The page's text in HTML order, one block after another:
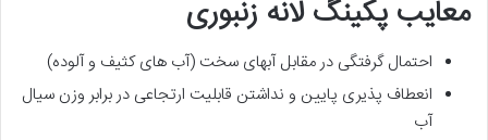
معایب پکینگ لانه زنبوری
احتمال گرفتگی در مقابل آبهای سخت (آب های کثیف و آلوده)
انعطاف پذیری پایین و نداشتن قابلیت ارتجاعی در برابر وزن سیال
آب